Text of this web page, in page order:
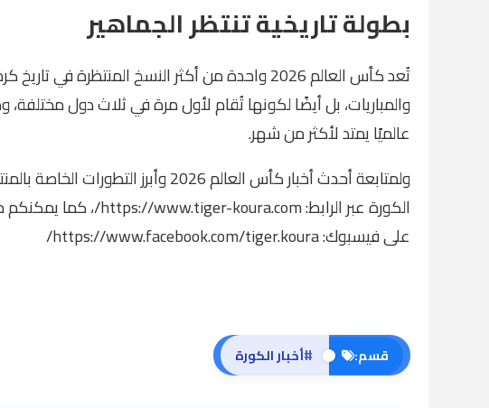
بطولة تاريخية تنتظر الجماهير
تُعد كأس العالم 2026 واحدة من أكثر النسخ
والمباريات، بل أيضًا لكونها تُقام لأول مرة في ثلاث دول مختلفة،
عالميًا يمتد لأكثر من شهر.
ولمتابعة أحدث أخبار كأس العالم 2026
الكورة عبر الرابط:https://www.tiger-koura.com/، كما يمكنكم
على فيسبوك:https://www.facebook.com/tiger.koura/
قسم: #أخبار الكورة